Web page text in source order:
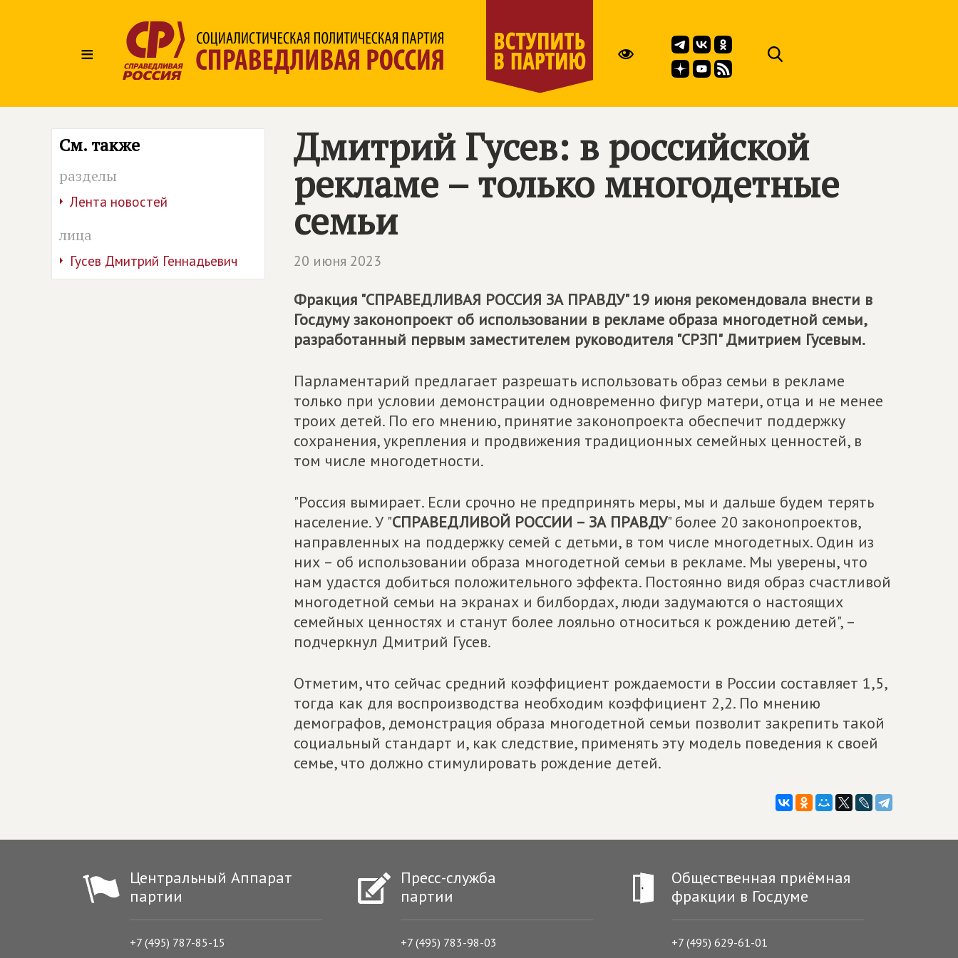
≡
См. также
разделы
Лента новостей
лица
Гусев Дмитрий Геннадьевич
Дмитрий Гусев: в российской
рекламе – только многодетные
семьи
20 июня 2023
Фракция "СПРАВЕДЛИВАЯ РОССИЯ ЗА ПРАВДУ" 19 июня рекомендовала внести в
Госдуму законопроект об использовании в рекламе образа многодетной семьи,
разработанный первым заместителем руководителя "СРЗП" Дмитрием Гусевым.
Парламентарий предлагает разрешать использовать образ семьи в рекламе
только при условии демонстрации одновременно фигур матери, отца и не менее
троих детей. По его мнению, принятие законопроекта обеспечит поддержку
сохранения, укрепления и продвижения традиционных семейных ценностей, в
том числе многодетности.
"Россия вымирает. Если срочно не предпринять меры, мы и дальше будем терять
население. У "СПРАВЕДЛИВОЙ РОССИИ – ЗА ПРАВДУ" более 20 законопроектов,
направленных на поддержку семей с детьми, в том числе многодетных. Один из
них – об использовании образа многодетной семьи в рекламе. Мы уверены, что
нам удастся добиться положительного эффекта. Постоянно видя образ счастливой
многодетной семьи на экранах и билбордах, люди задумаются о настоящих
семейных ценностях и станут более лояльно относиться к рождению детей", –
подчеркнул Дмитрий Гусев.
Отметим, что сейчас средний коэффициент рождаемости в России составляет 1,5,
тогда как для воспроизводства необходим коэффициент 2,2. По мнению
демографов, демонстрация образа многодетной семьи позволит закрепить такой
социальный стандарт и, как следствие, применять эту модель поведения к своей
семье, что должно стимулировать рождение детей.
Центральный Аппарат
партии
+7 (495) 787-85-15
Пресс-служба
партии
+7 (495) 783-98-03
Общественная приёмная
фракции в Госдуме
+7 (495) 629-61-01